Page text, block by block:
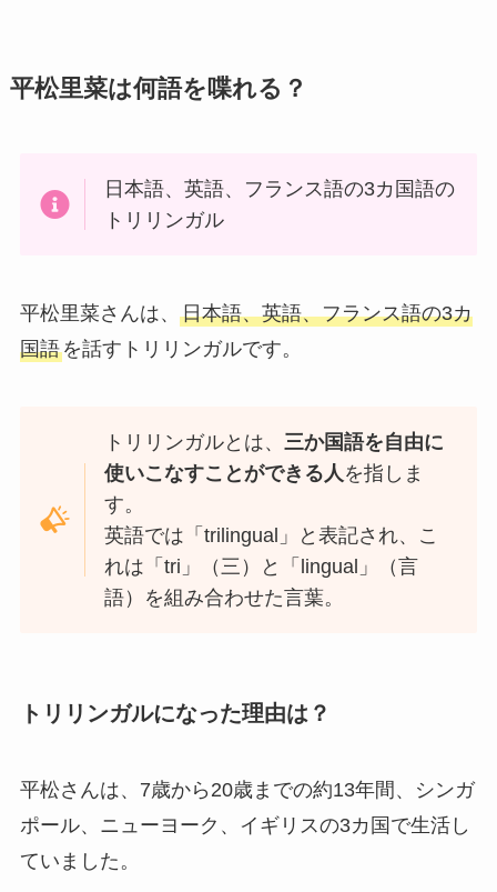
平松里菜は何語を喋れる？
日本語、英語、フランス語の3カ国語の
トリリンガル
平松里菜さんは、 日本語、英語、フランス語の3カ
国語を話すトリリンガルです。
トリリンガルとは、 三か国語を自由に
使いこなすことができる人 を指しま
す。
英語では「trilingual」と表記され、こ
れは「tri」（三）と「lingual」（言
語）を組み合わせた言葉。
トリリンガルになった理由は？
平松さんは、7歳から20歳までの約13年間、シンガ
ポール、ニューヨーク、イギリスの3カ国で生活し
ていました。